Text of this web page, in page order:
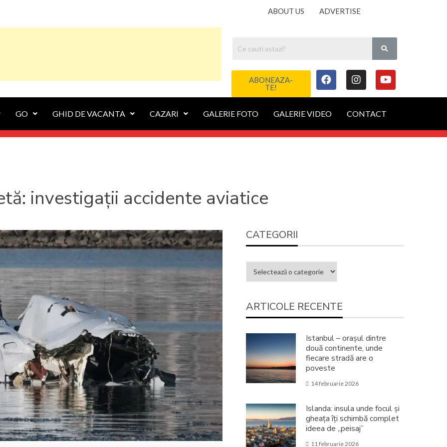
ABOUT US ADVERTISE
ABONEAZA-
TE!
GO GHID DE VACANTA CAZARI GALERIE FOTO GALERIE VIDEO CONTACT
investigații accidente aviatice
CATEGORII
ARTICOLE RECENTE
Istanbul – orașul dintre
două continente, unde
fiecare stradă are o
poveste
14 februarie 2026
Islanda: insula unde focul și
gheața îți schimbă complet
ideea de „peisaj”
11 februarie 2026